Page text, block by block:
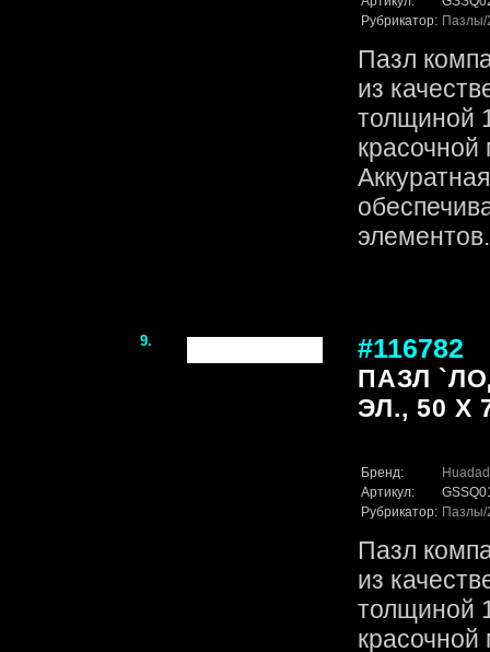
Рубрикатор: Пазлы/
Пазл
из
толщиной
красочной
9. #116782
ПАЗЛ
ЭЛ., 50 Х
Бренд:
Артикул:
Рубрикатор: Пазлы/
Пазл
из
толщиной
красочной